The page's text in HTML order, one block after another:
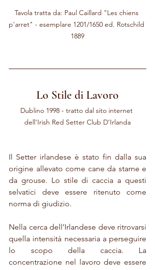
Tavola tratta da: Paul Caillard "Les chiens
p'arret" - esemplare 1201/1650 ed. Rotschild
1889
Lo Stile di Lavoro
Dublino 1998 - tratto dal sito internet
dell’Irish Red Setter Club D’Irlanda
Il Setter irlandese è stato fin dalla sua
origine allevato come cane da starne e
da grouse. Lo stile di caccia a questi
selvatici deve essere ritenuto come
norma di giudizio.
Nella cerca dell’Irlandese deve ritrovarsi
quella intensità necessaria a perseguire
lo scopo della caccia. La
concentrazione nel lavoro deve essere